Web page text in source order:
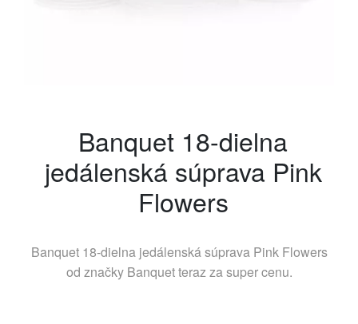
Banquet 18-dielna
jedálenská súprava Pink
Flowers
Banquet 18-dielna jedálenská súprava Pink Flowers
od značky Banquetteraz za super cenu.